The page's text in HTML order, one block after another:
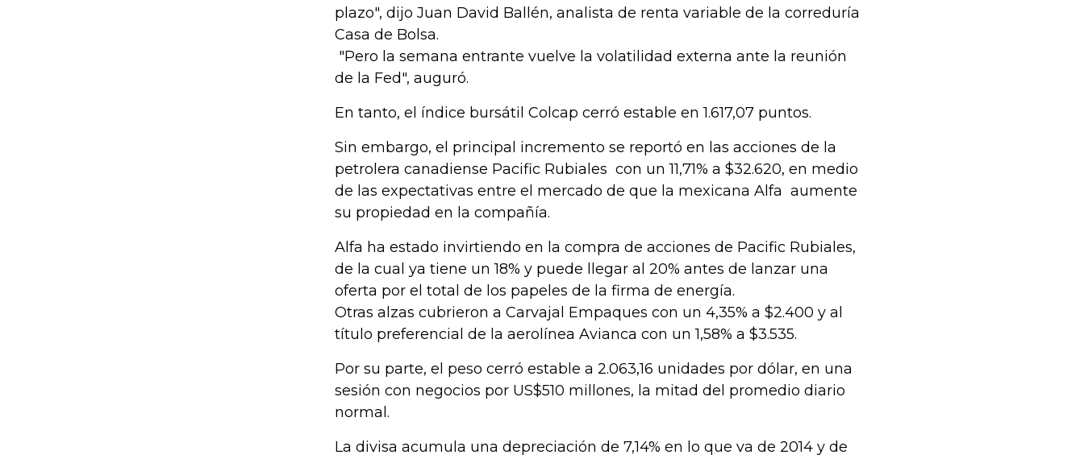
plazo", dijo Juan David Ballén, analista de renta variable de la correduría
Casa de Bolsa.
"Pero la semana entrante vuelve la volatilidad externa ante la reunión
de la Fed", auguró.
En tanto, el índice bursátil Colcap cerró estable en 1.617,07 puntos.
Sin embargo, el principal incremento se reportó en las acciones de la
petrolera canadiense Pacific Rubiales con un 11,71% a $32.620, en medio
de las expectativas entre el mercado de que la mexicana Alfa aumente
su propiedad en la compañía.
Alfa ha estado invirtiendo en la compra de acciones de Pacific Rubiales,
de la cual ya tiene un 18% y puede llegar al 20% antes de lanzar una
oferta por el total de los papeles de la firma de energía.
Otras alzas cubrieron a Carvajal Empaques con un 4,35% a $2.400 y al
título preferencial de la aerolínea Avianca con un 1,58% a $3.535.
Por su parte, el peso cerró estable a 2.063,16 unidades por dólar, en una
sesión con negocios por US$510 millones, la mitad del promedio diario
normal.
La divisa acumula una depreciación de 7,14% en lo que va de 2014 y de